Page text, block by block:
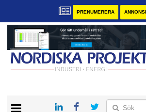
PRENUMERERA